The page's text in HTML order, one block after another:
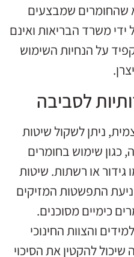
שהחומרים שמבצעים
משרד הבריאות ואינם
על הנחיות השימוש
לסביבה
ניתן לשקול שיטות
כגון שימוש בחומרים
גידור או רשתות. שיטות
התפשטות המזיקים
כימיים מסוכנים.
והצוות החינוכי
להקטין את הסיכוי